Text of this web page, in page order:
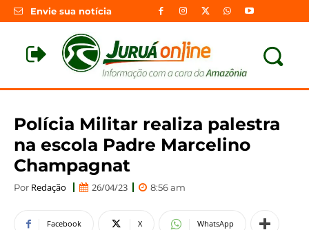
Envie sua notícia
Polícia Militar realiza palestra
na escola Padre Marcelino
Champagnat
Por Redação 26/04/23 8:56 am
Facebook X WhatsApp